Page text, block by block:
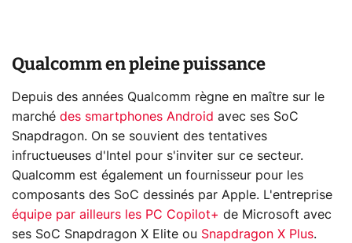
Qualcomm en pleine puissance
Depuis des années Qualcomm règne en maître sur le
marché des smartphones Android avec ses SoC
Snapdragon. On se souvient des tentatives
infructueuses d'Intel pour s'inviter sur ce secteur.
Qualcomm est également un fournisseur pour les
composants des SoC dessinés par Apple. L'entreprise
équipe par ailleurs les PC Copilot+ de Microsoft avec
ses SoC Snapdragon X Elite ou Snapdragon X Plus.